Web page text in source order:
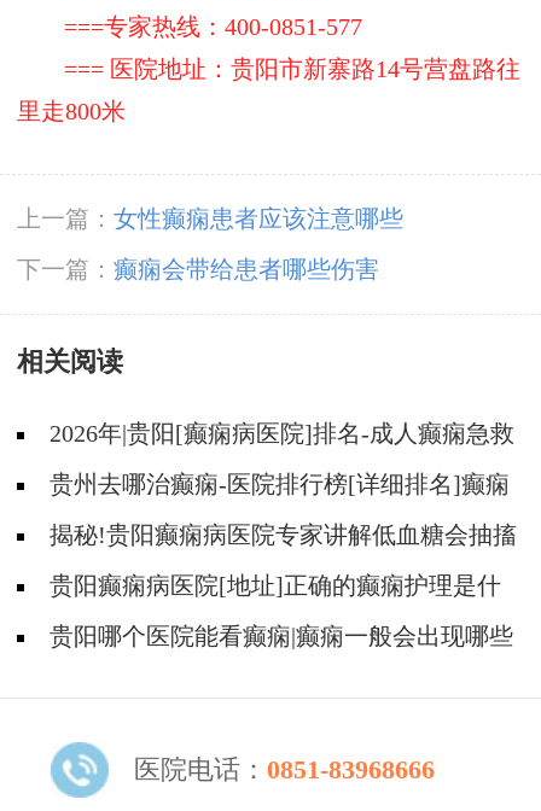
===专家热线：400-0851-577
=== 医院地址：贵阳市新寨路14号营盘路往
里走800米
上一篇： 女性癫痫患者应该注意哪些
下一篇： 癫痫会带给患者哪些伤害
相关阅读
2026年|贵阳[癫痫病医院]排名-成人癫痫急救
措施护理
贵州去哪治癫痫-医院排行榜[详细排名]癫痫
病人可以吃什么食物?
揭秘!贵阳癫痫病医院专家讲解低血糖会抽搐
吗?贵阳癫痫病医院[地址]正确的癫痫护理是什
么?贵阳哪个医院能看癫痫|癫痫一般会出现哪些
医院电话： 0851-83968666